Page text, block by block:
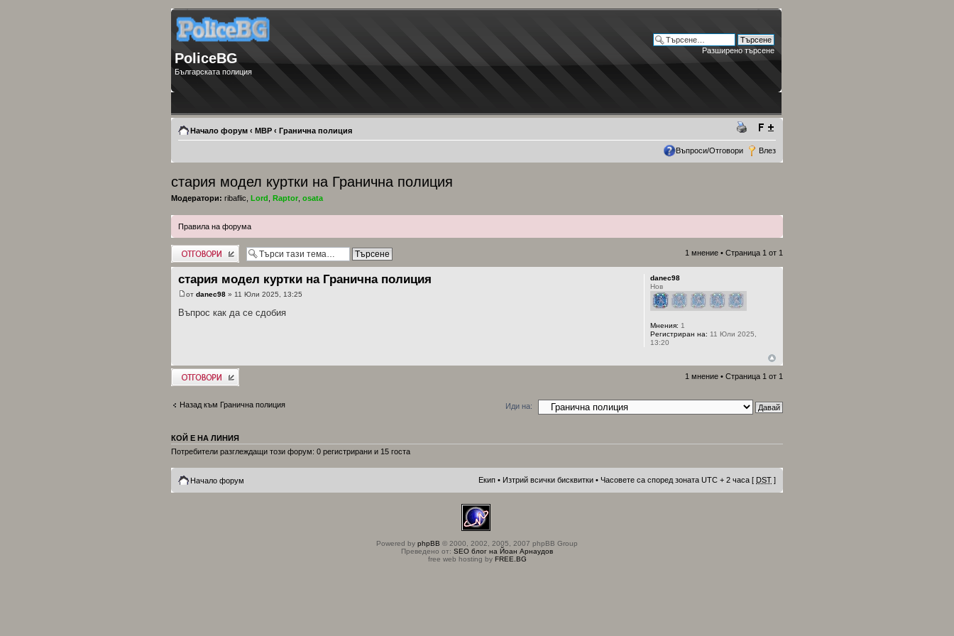
PoliceBG
Българската полиция
Разширено търсене
Начало форум ‹ МВР ‹ Гранична полиция
Въпроси/Отговори Влез
стария модел куртки на Гранична полиция
Модератори: ribaflic Lord Raptor osata
Правила на форума
Добави отговор 1 мнение • Страница 1 от 1
стария модел куртки на Гранична полиция
от danec98 » 11 Юли 2025, 13:25
Въпрос как да се сдобия
danec98
Нов
Мнения: 1
Регистриран на: 11 Юли 2025,
13:20
Добави отговор 1 мнение • Страница 1 от 1
Назад към Гранична полиция Иди на:
КОЙ Е НА ЛИНИЯ
Потребители разглеждащи този форум: 0 регистрирани и 15 госта
Начало форум Екип • Изтрий всички бисквитки • Часовете са според зоната UTC + 2 часа [ DST ]
Powered by phpBB © 2000, 2002, 2005, 2007 phpBB Group
Преведено от: SEO блог на Йоан Арнаудов
free web hosting by FREE.BG